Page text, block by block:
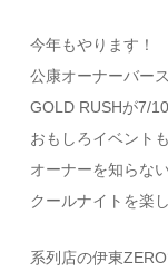
今年もやります！
公康オーナーバー
GOLD RUSHが7/
おもしろイベント
オーナーを知らな
クールナイトを楽
系列店の伊東